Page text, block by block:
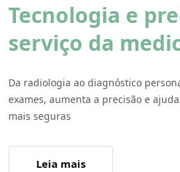
Tecnologia e
serviço da
Da radiologia ao diagnóstico
exames, aumenta a precisão e
mais seguras
Leia mais